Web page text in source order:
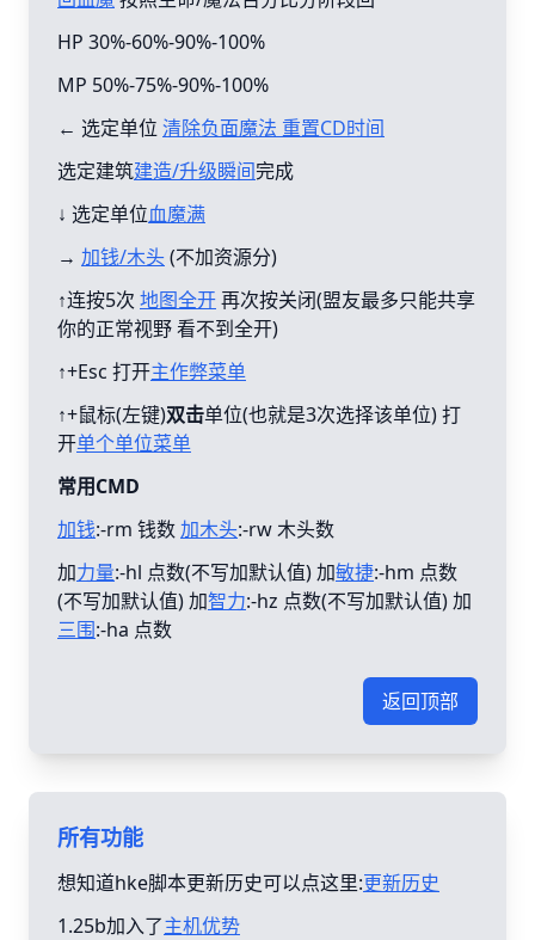
HP 30%-60%-90%-100%
MP 50%-75%-90%-100%
← 选定单位 清除负面魔法 重置CD时间
选定建筑建造/升级瞬间完成
↓ 选定单位血魔满
→ 加钱/木头(不加资源分)
↑连按5次 地图全开再次按关闭(盟友最多只能共享
你的正常视野 看不到全开)
↑+Esc 打开主作弊菜单
↑+鼠标(左键)双击单位(也就是3次选择该单位) 打
开单个单位菜单
常用CMD
加钱:-rm 钱数加木头:-rw 木头数
加力量:-hl 点数(不写加默认值) 加敏捷:-hm 点数
(不写加默认值) 加智力:-hz 点数(不写加默认值) 加
三围:-ha 点数
返回顶部
所有功能
想知道hke脚本更新历史可以点这里:更新历史
1.25b加入了主机优势